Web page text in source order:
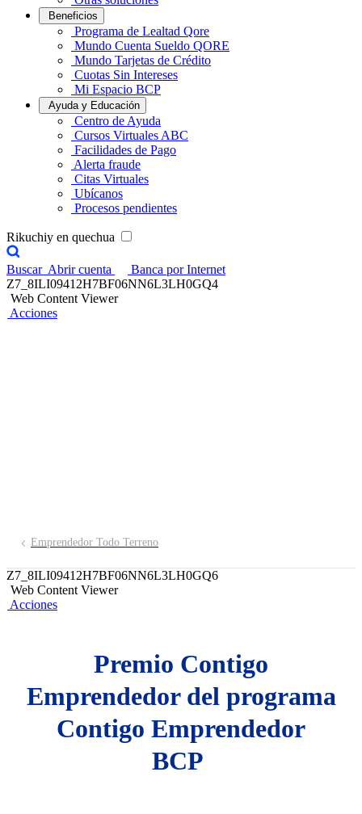
Beneficios
Programa de Lealtad Qore
Mundo Cuenta Sueldo QORE
Mundo Tarjetas de Crédito
Cuotas Sin Intereses
Mi Espacio BCP
Ayuda y Educación
Centro de Ayuda
Cursos Virtuales ABC
Facilidades de Pago
Alerta fraude
Citas Virtuales
Ubícanos
Procesos pendientes
Rikuchiy en quechua
Buscar Abrir cuenta
Banca por Internet
Z7_8ILI09412H7BF06NN6L3LH0GQ4
Web Content Viewer
Acciones
Emprendedor Todo Terreno
Z7_8ILI09412H7BF06NN6L3LH0GQ6
Web Content Viewer
Acciones
Premio Contigo
Emprendedor del programa
Contigo Emprendedor
BCP